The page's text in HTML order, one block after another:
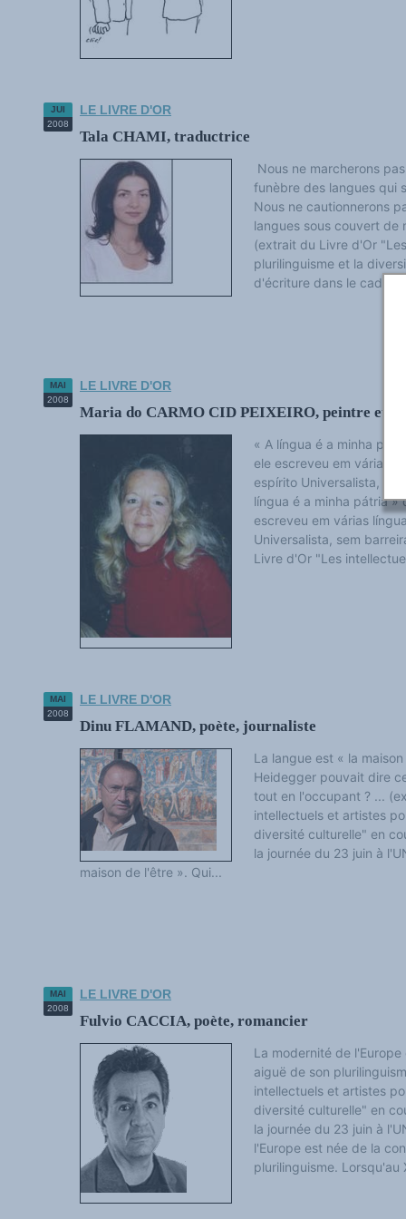
Les victoires du plurilinguisme
Chroniques et humeurs
Courrier des lecteurs
JUI
2008
LE LIVRE D'OR
Tala CHAMI, traductrice
Nous ne marcherons
funèbre des langues qui
Nous ne cautionnerons
langues sous couvert de
(extrait du Livre d'Or
plurilinguisme et la
d'écriture dans le cadre
MAI
2008
LE LIVRE D'OR
Maria do CARMO CID PEIXEIRO, peintre et
« A língua é a minha
ele escreveu em várias
espírito Universalista,
língua é a minha pátria »
escreveu em várias
Universalista, sem
Livre d'Or "Les
MAI
2008
LE LIVRE D'OR
Dinu FLAMAND, poète, journaliste
La langue est « la
Heidegger pouvait dire
tout en l'occupant ? ...
intellectuels et artistes
diversité culturelle" en
la journée du 23 juin à
maison de l'être ». Qui...
MAI
2008
LE LIVRE D'OR
Fulvio CACCIA, poète, romancier
La modernité de
aiguë de son
intellectuels et artistes
diversité culturelle" en
la journée du 23 juin à
l'Europe est née de la
plurilinguisme. Lorsqu'au